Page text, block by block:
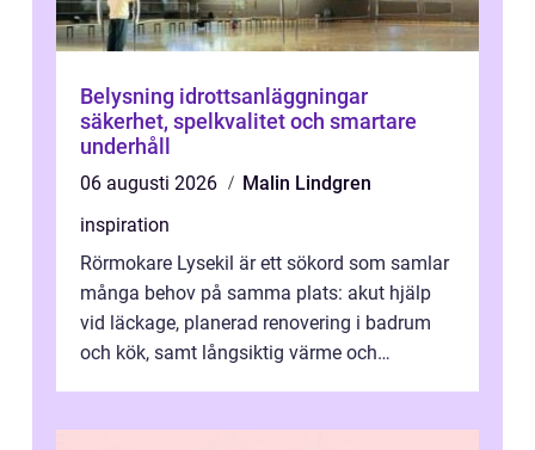
Belysning idrottsanläggningar
säkerhet, spelkvalitet och smartare
underhåll
06 augusti 2026
Malin Lindgren
inspiration
Rörmokare Lysekil är ett sökord som samlar
många behov på samma plats: akut hjälp
vid läckage, planerad renovering i badrum
och kök, samt långsiktig värme och